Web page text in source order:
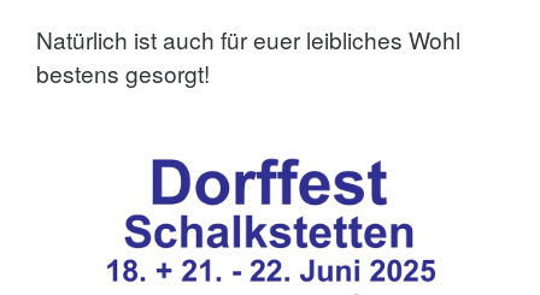
Natürlich ist auch für euer leibliches Wohl
bestens gesorgt!